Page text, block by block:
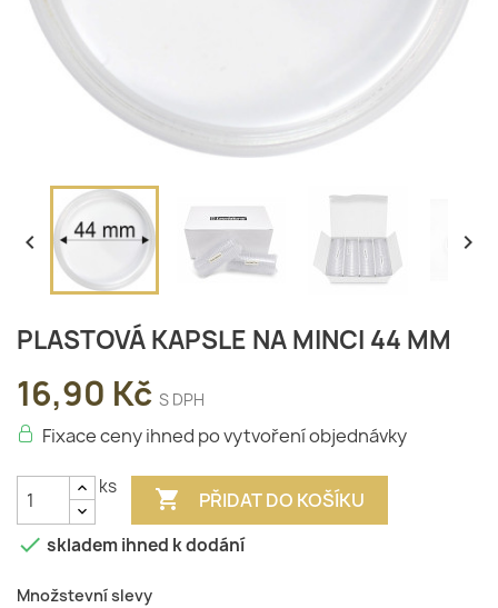
 
PLASTOVÁ KAPSLE NA MINCI 44 MM
16,90 Kč S DPH
Fixace ceny ihned po vytvoření objednávky
ks  PŘIDAT DO KOŠÍKU
 skladem ihned k dodání
Množstevní slevy